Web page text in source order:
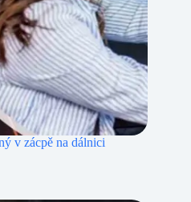
v zácpě na dálnici